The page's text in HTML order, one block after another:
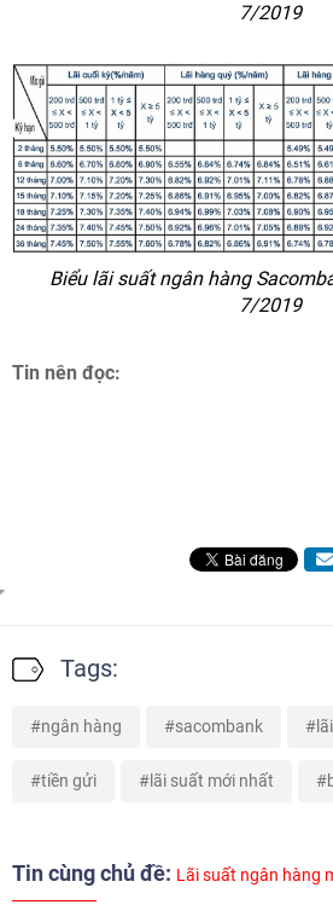
7/2019
Biểu lãi suất ngân hàng
7/2019
Tin nên đọc:
Tags:
ngân hàng sacombank
tiền gửi lãi suất mới nhất
Tin cùng chủ đề: Lãi suất ngân hàng